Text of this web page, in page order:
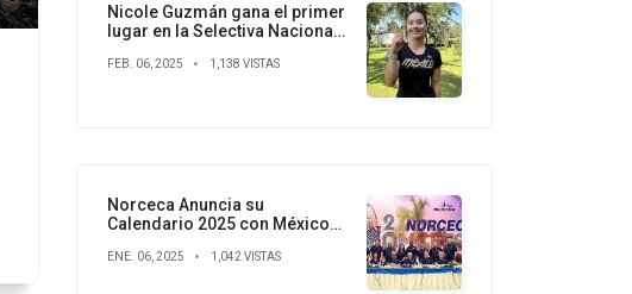
Nicole Guzmán gana el primer
lugar en la Selectiva Nacional
en los Panamericanos Junior
FEB. 06, 2025 1,138 VISTAS
Norceca Anuncia su
Calendario 2025 con México
Competiciones
ENE. 06, 2025 1,042 VISTAS